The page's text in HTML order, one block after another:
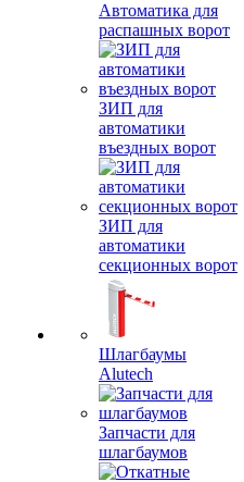
Автоматика для
распашных ворот
ЗИП для
автоматики
въездных ворот
ЗИП для
автоматики
секционных ворот
Шлагбаумы
Alutech
Запчасти для
шлагбаумов